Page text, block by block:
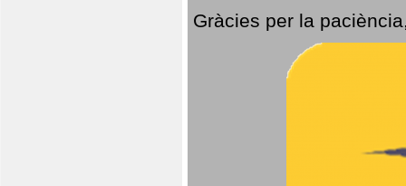
Gràcies per la